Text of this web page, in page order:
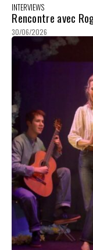
INTERVIEWS
Rencontre avec
30/06/2026